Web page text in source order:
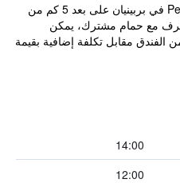
hotelf1. يقع Perpignan Sud Rénové في بربينيان على بعد 5 كم من
مع حمام مشترك، يمكن
مقابل تكلفة إضافية بقيمة
14:00
12:00